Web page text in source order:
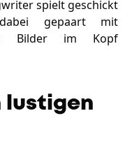
spielt geschickt
gepaart mit
Bilder im Kopf
lustigen